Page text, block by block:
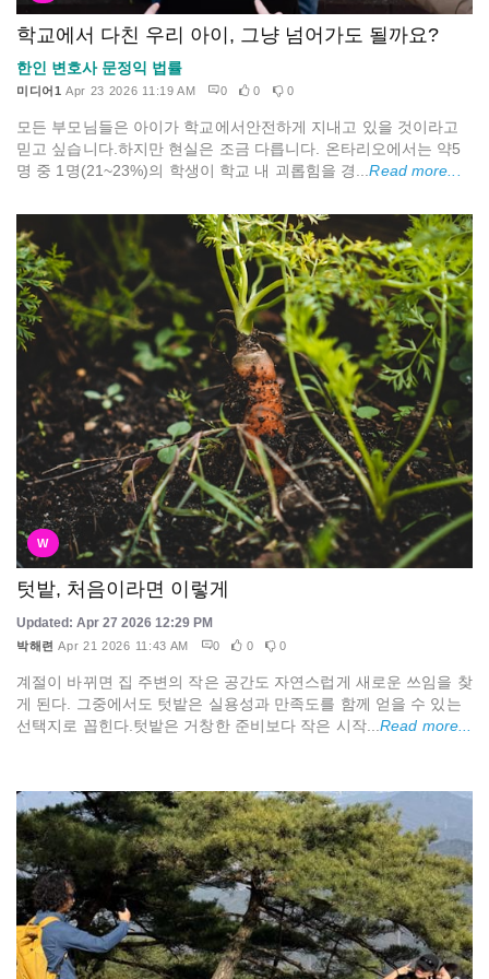
학교에서 다친 우리 아이, 그냥 넘어가도 될까요?
한인 변호사 문정익 법률
미디어1 Apr 23 2026 11:19 AM 0 0 0
모든 부모님들은 아이가 학교에서안전하게 지내고 있을 것이라고
믿고 싶습니다.하지만 현실은 조금 다릅니다. 온타리오에서는 약5
명 중 1명(21~23%)의 학생이 학교 내 괴롭힘을 경...Read more...
W
텃밭, 처음이라면 이렇게
Updated: Apr 27 2026 12:29 PM
박해련 Apr 21 2026 11:43 AM 0 0 0
계절이 바뀌면 집 주변의 작은 공간도 자연스럽게 새로운 쓰임을 찾
게 된다. 그중에서도 텃밭은 실용성과 만족도를 함께 얻을 수 있는
선택지로 꼽힌다.텃밭은 거창한 준비보다 작은 시작...Read more...